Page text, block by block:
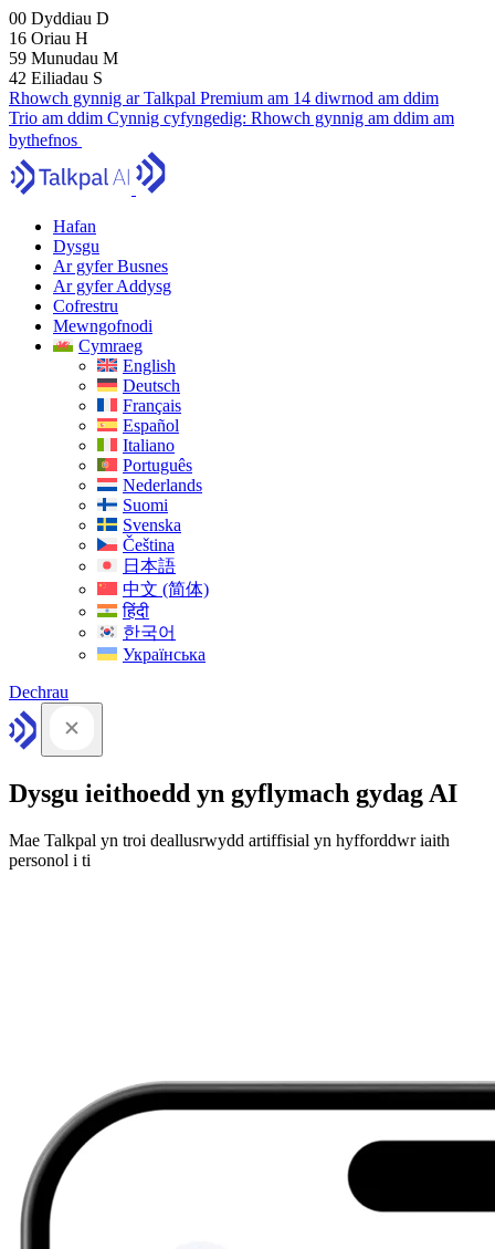
00 Dyddiau D
16 Oriau H
59 Munudau M
41 Eiliadau S
Rhowch gynnig ar Talkpal Premium am 14 diwrnod am ddim
Trio am ddim Cynnig cyfyngedig: Rhowch gynnig am ddim am
bythefnos
Hafan
Dysgu
Ar gyfer Busnes
Ar gyfer Addysg
Cofrestru
Mewngofnodi
Cymraeg
English
Deutsch
Français
Español
Italiano
Português
Nederlands
Suomi
Svenska
Čeština
日本語
中文 (简体)
हिंदी
한국어
Українська
Dechrau
Dysgu ieithoedd yn gyflymach gydag AI
Mae Talkpal yn troi deallusrwydd artiffisial yn hyfforddwr iaith
personol i ti